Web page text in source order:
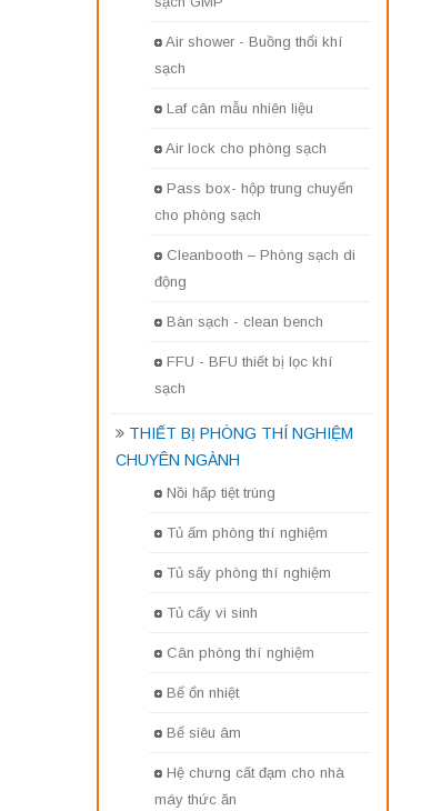
Air shower - Buồng thổi khí
sạch
Laf cân mẫu nhiên liệu
Air lock cho phòng sạch
Pass box- hộp trung chuyển
cho phòng sạch
Cleanbooth – Phòng sạch di
động
Bàn sạch - clean bench
FFU - BFU thiết bị lọc khí
sạch
THIẾT BỊ PHÒNG THÍ NGHIỆM
CHUYÊN NGÀNH
Nồi hấp tiệt trùng
Tủ ấm phòng thí nghiệm
Tủ sấy phòng thí nghiệm
Tủ cấy vi sinh
Cân phòng thí nghiệm
Bể ổn nhiệt
Bể siêu âm
Hệ chưng cất đạm cho nhà
máy thức ăn